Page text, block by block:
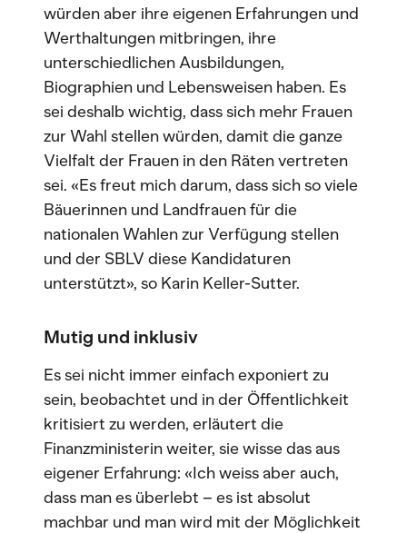
würden aber ihre eigenen Erfahrungen und
Werthaltungen mitbringen, ihre
unterschiedlichen Ausbildungen,
Biographien und Lebensweisen haben. Es
sei deshalb wichtig, dass sich mehr Frauen
zur Wahl stellen würden, damit die ganze
Vielfalt der Frauen in den Räten vertreten
sei. «Es freut mich darum, dass sich so viele
Bäuerinnen und Landfrauen für die
nationalen Wahlen zur Verfügung stellen
und der SBLV diese Kandidaturen
unterstützt», so Karin Keller-Sutter.
Mutig und inklusiv
Es sei nicht immer einfach exponiert zu
sein, beobachtet und in der Öffentlichkeit
kritisiert zu werden, erläutert die
Finanzministerin weiter, sie wisse das aus
eigener Erfahrung: «Ich weiss aber auch,
dass man es überlebt – es ist absolut
machbar und man wird mit der Möglichkeit